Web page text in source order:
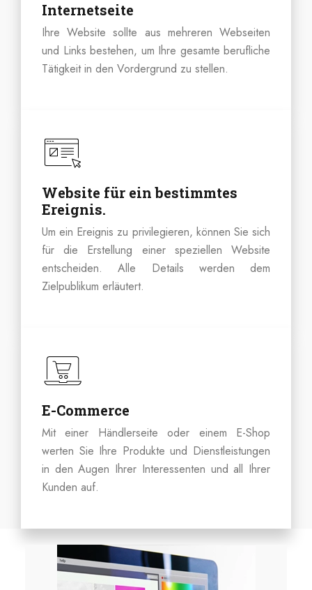
Internetseite
Ihre Website sollte aus mehreren Webseiten
und Links bestehen, um Ihre gesamte berufliche
Tätigkeit in den Vordergrund zu stellen.
Website für ein bestimmtes
Ereignis.
Um ein Ereignis zu privilegieren, können Sie sich
für die Erstellung einer speziellen Website
entscheiden. Alle Details werden dem
Zielpublikum erläutert.
E-Commerce
Mit einer Händlerseite oder einem E-Shop
werten Sie Ihre Produkte und Dienstleistungen
in den Augen Ihrer Interessenten und all Ihrer
Kunden auf.